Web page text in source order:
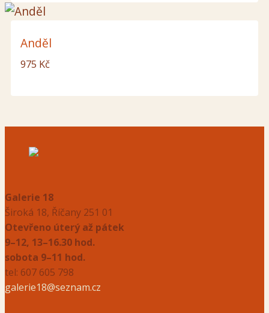
Anděl
975 Kč
Galerie 18
Široká 18, Říčany 251 01
Otevřeno úterý až pátek
9–12, 13–16.30 hod.
sobota 9–11 hod.
tel: 607 605 798
galerie18@seznam.cz